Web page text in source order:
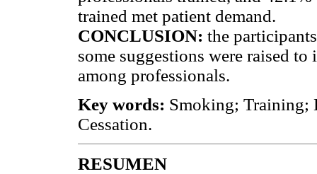
trained met patient demand.
CONCLUSION: the
some suggestions were raised
among professionals.
Key words: Smoking; Training;
Cessation.
RESUMEN